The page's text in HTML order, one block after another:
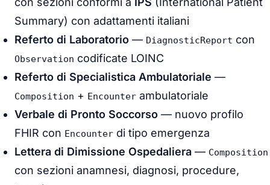
Summary) con adattamenti italiani
Referto di Laboratorio — DiagnosticReport con
Observation codificate LOINC
Referto di Specialistica Ambulatoriale —
Composition + Encounter ambulatoriale
Verbale di Pronto Soccorso — nuovo profilo
FHIR con Encounter di tipo emergenza
Lettera di Dimissione Ospedaliera — Composition
con sezioni anamnesi, diagnosi, procedure,